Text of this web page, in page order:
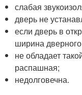
слабая
дверь не
если дверь в
ширина
не обладает
распашная;
недолговечна.